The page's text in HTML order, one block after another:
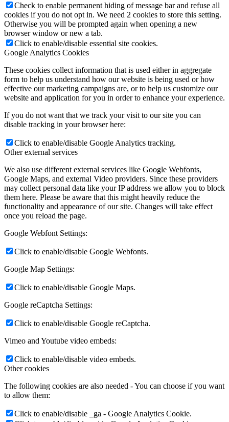
Check to enable permanent hiding of message bar and refuse all
cookies if you do not opt in. We need 2 cookies to store this setting.
Otherwise you will be prompted again when opening a new
browser window or new a tab.
Click to enable/disable essential site cookies.
Google Analytics Cookies
These cookies collect information that is used either in aggregate
form to help us understand how our website is being used or how
effective our marketing campaigns are, or to help us customize our
website and application for you in order to enhance your experience.
If you do not want that we track your visit to our site you can
disable tracking in your browser here:
Click to enable/disable Google Analytics tracking.
Other external services
We also use different external services like Google Webfonts,
Google Maps, and external Video providers. Since these providers
may collect personal data like your IP address we allow you to block
them here. Please be aware that this might heavily reduce the
functionality and appearance of our site. Changes will take effect
once you reload the page.
Google Webfont Settings:
Click to enable/disable Google Webfonts.
Google Map Settings:
Click to enable/disable Google Maps.
Google reCaptcha Settings:
Click to enable/disable Google reCaptcha.
Vimeo and Youtube video embeds:
Click to enable/disable video embeds.
Other cookies
The following cookies are also needed - You can choose if you want
to allow them:
Click to enable/disable _ga - Google Analytics Cookie.